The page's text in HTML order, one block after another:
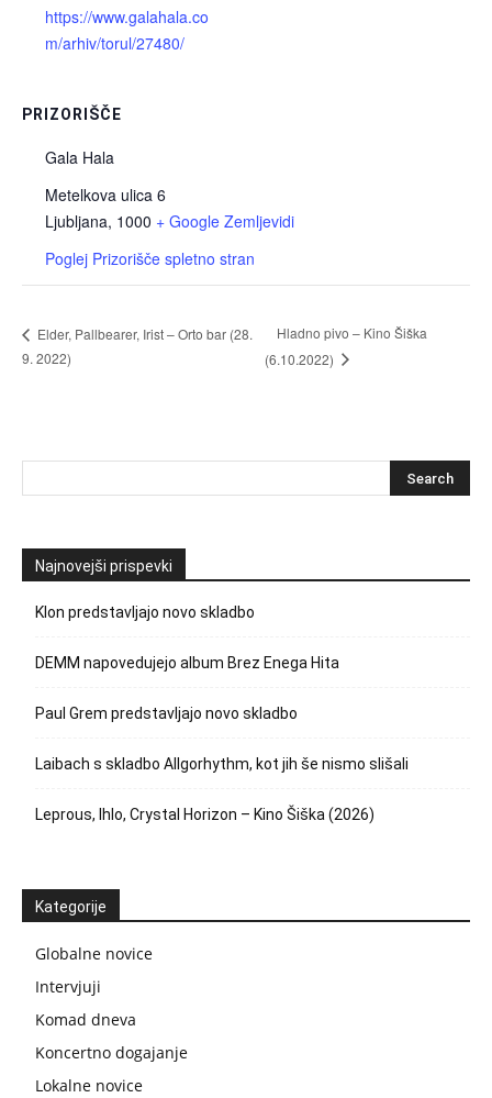
https://www.galahala.co
m/arhiv/torul/27480/
PRIZORIŠČE
Gala Hala
Metelkova ulica 6
Ljubljana, 1000 + Google Zemljevidi
Poglej Prizorišče spletno stran
Elder, Pallbearer, Irist – Orto bar (28.
9. 2022)
Hladno pivo – Kino Šiška
(6.10.2022)
Najnovejši prispevki
Klon predstavljajo novo skladbo
DEMM napovedujejo album Brez Enega Hita
Paul Grem predstavljajo novo skladbo
Laibach s skladbo Allgorhythm, kot jih še nismo slišali
Leprous, Ihlo, Crystal Horizon – Kino Šiška (2026)
Kategorije
Globalne novice
Intervjuji
Komad dneva
Koncertno dogajanje
Lokalne novice